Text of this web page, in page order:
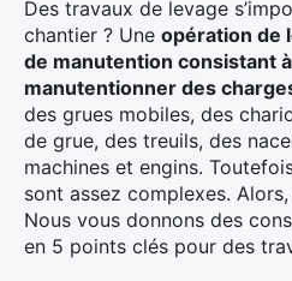
Des travaux de levage
chantier ? Une opération de
de manutention consistant
manutentionner des
des grues mobiles, des
de grue, des treuils, des
machines et engins.
sont assez complexes. Alors,
Nous vous donnons des
en 5 points clés pour des